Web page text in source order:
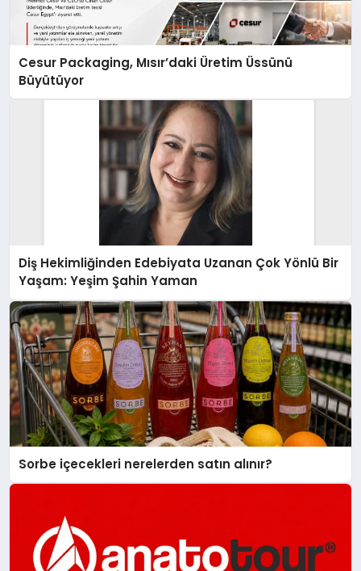
Cesur Packaging, Mısır’daki Üretim Üssünü
Büyütüyor
Diş Hekimliğinden Edebiyata Uzanan Çok Yönlü Bir
Yaşam: Yeşim Şahin Yaman
Sorbe içecekleri nerelerden satın alınır?